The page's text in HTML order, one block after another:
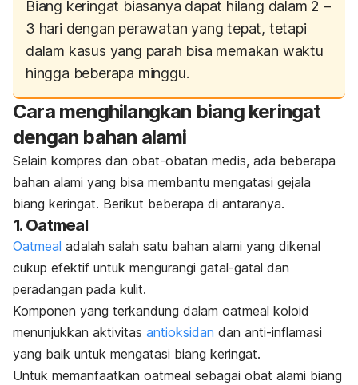
Biang keringat biasanya dapat hilang dalam 2 –
3 hari dengan perawatan yang tepat, tetapi
dalam kasus yang parah bisa memakan waktu
hingga beberapa minggu.
Cara menghilangkan biang keringat
dengan bahan alami
Selain kompres dan obat-obatan medis, ada beberapa
bahan alami yang bisa membantu mengatasi gejala
biang keringat. Berikut beberapa di antaranya.
1. Oatmeal
Oatmeal adalah salah satu bahan alami yang dikenal
cukup efektif untuk mengurangi gatal-gatal dan
peradangan pada kulit.
Komponen yang terkandung dalam oatmeal koloid
menunjukkan aktivitas antioksidan dan anti-inflamasi
yang baik untuk mengatasi biang keringat.
Untuk memanfaatkan oatmeal sebagai obat alami biang